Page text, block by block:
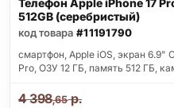
Телефон Apple iPhone 17
512GB (серебристый)
код товара #11191790
смартфон, Apple iOS, экран 6.9"
Pro, ОЗУ 12 ГБ, память 512 ГБ,
4 398,65р.